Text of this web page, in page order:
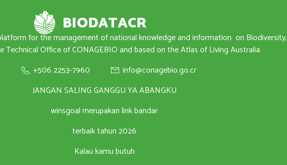
BIODATACR
for the management of national knowledge and information on Biodiversity,
Technical Office of CONAGEBIO and based on the Atlas of Living Australia
+506 2253-7960
info@conagebio.go.cr
JANGAN SALING GANGGU YA ABANGKU
winsgoal merupakan link bandar
terbaik tahun 2026
Kalau kamu butuh